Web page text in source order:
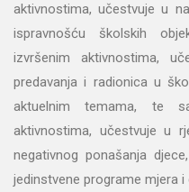
aktivnostima, učestvuje u
ispravnošću školskih
izvršenim aktivnostima,
predavanja i radionica u
aktuelnim temama, te
aktivnostima, učestvuje u
negativnog ponašanja
jedinstvene programe mjera i